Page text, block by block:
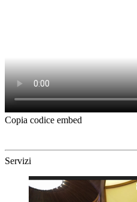
Copia codice embed
Servizi